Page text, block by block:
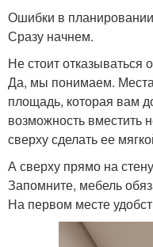
Ошибки в
Сразу начнем.
Не стоит отказываться
Да, мы понимаем.
площадь, которая вам
возможность вместить
сверху сделать ее
А сверху прямо на
Запомните, мебель
На первом месте